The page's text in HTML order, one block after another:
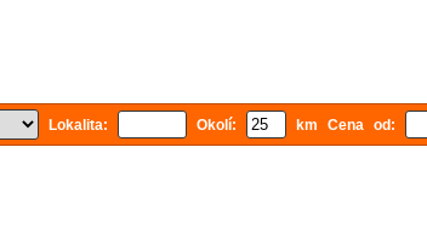
Lokalita: Okolí: km Cena od: